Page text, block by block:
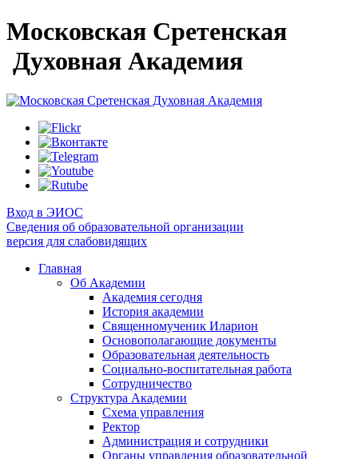
Московская Сретенская
Духовная Академия
Вход в ЭИОС
Сведения об образовательной организации
версия для слабовидящих
Главная
Об Академии
Академия сегодня
История академии
Священномученик Иларион
Основополагающие документы
Образовательная деятельность
Социально-воспитательная работа
Сотрудничество
Структура Академии
Схема управления
Ректор
Администрация и сотрудники
Органы управления образовательной